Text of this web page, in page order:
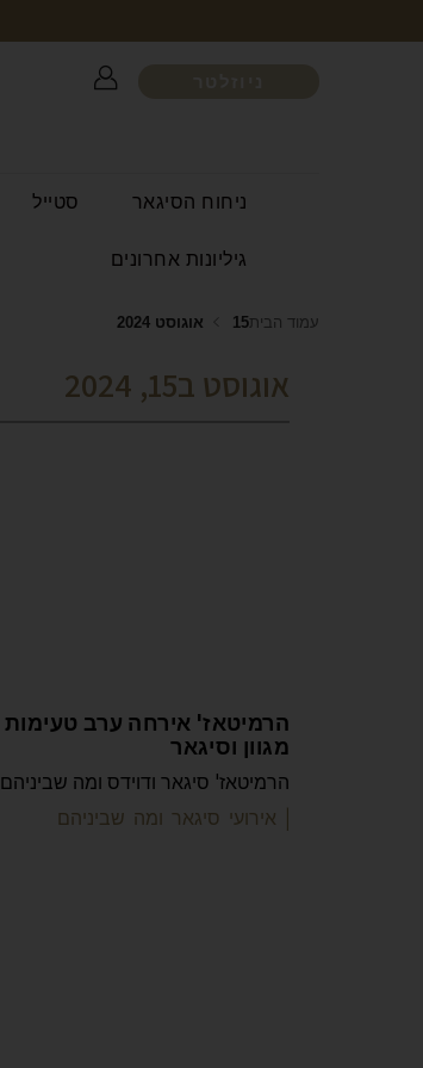
ניחוח הסיגאר סטייל
גיליונות אחרונים
עמוד הבית15 אוגוסט 2024
אוגוסט ב15, 2024
הרמיטאז' אירחה ערב טעימות
מגוון וסיגאר
הרמיטאז' סיגאר ודוידס ומה שביניהם
| אירועי סיגאר ומה שביניהם